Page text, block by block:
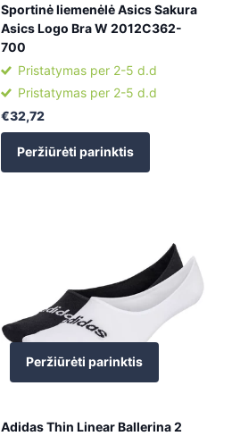
Sportinė liemenėlė Asics Sakura
Asics Logo Bra W 2012C362-
700
Pristatymas per 2-5 d.d
Pristatymas per 2-5 d.d
€32,72
Peržiūrėti parinktis
Peržiūrėti parinktis
Adidas Thin Linear Ballerina 2